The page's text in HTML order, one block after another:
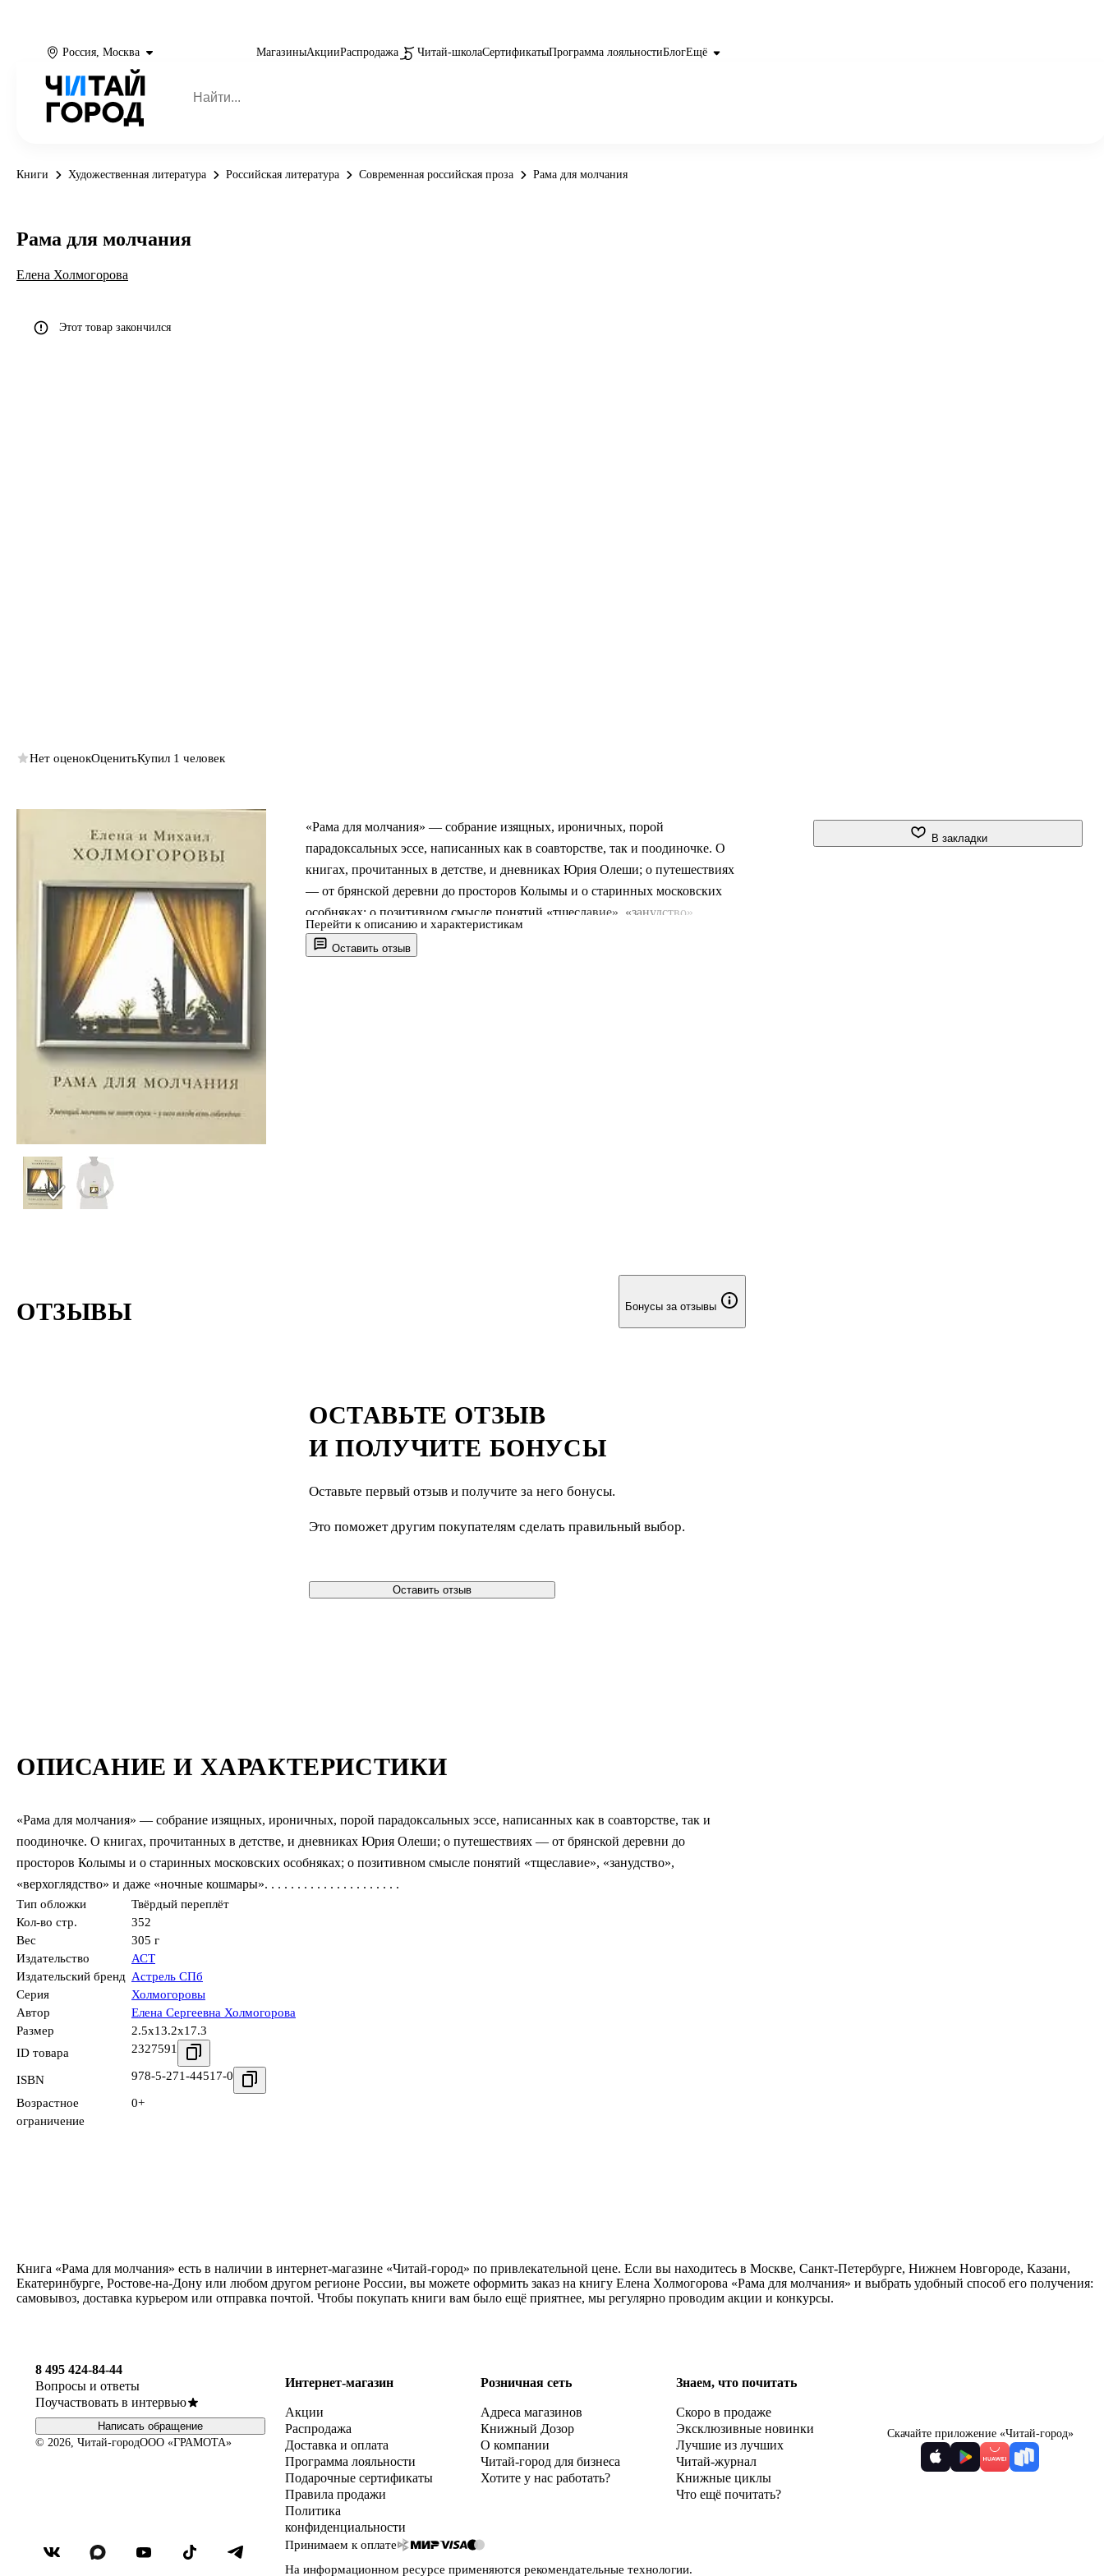
Россия, Москва МагазиныАкцииРаспродажа Читай-школаСертификатыПрограмма лояльностиБлогЕщё
Книги Художественная литература Российская литература Современная российская проза Рама для молчания
Оставить отзыв
«Рама для молчания» — собрание изящных, ироничных, порой
парадоксальных эссе, написанных как в соавторстве, так и поодиночке. О
книгах, прочитанных в детстве, и дневниках Юрия Олеши; о путешествиях
— от брянской деревни до просторов Колымы и о старинных московских
особняках; о позитивном смысле понятий «тщеславие», «занудство»,
«верхоглядство» и даже «ночные кошмары». . . . . . . . . . . . . . . . . . . . .
Перейти к описанию и характеристикам
Рама для молчания
Елена Холмогорова
Этот товар закончился
Нет оценокОценитьКупил 1 человек
В закладки
ОПИСАНИЕ И ХАРАКТЕРИСТИКИ
«Рама для молчания» — собрание изящных, ироничных, порой парадоксальных эссе, написанных как в соавторстве, так и
поодиночке. О книгах, прочитанных в детстве, и дневниках Юрия Олеши; о путешествиях — от брянской деревни до
просторов Колымы и о старинных московских особняках; о позитивном смысле понятий «тщеславие», «занудство»,
«верхоглядство» и даже «ночные кошмары». . . . . . . . . . . . . . . . . . . . .
Тип обложки
Твёрдый переплёт
Кол-во стр.
352
Вес
305 г
Издательство
АСТ
Издательский бренд Астрель СПб
Серия
Холмогоровы
Автор
Елена Сергеевна Холмогорова
Размер
2.5x13.2x17.3
ID товара
2327591
ISBN 978-5-271-44517-0
Возрастное
ограничение
0+
ОТЗЫВЫ Бонусы за отзывы
ОСТАВЬТЕ ОТЗЫВ
И ПОЛУЧИТЕ БОНУСЫ
Оставьте первый отзыв и получите за него бонусы.
Это поможет другим покупателям сделать правильный выбор.
Оставить отзыв
Книга «Рама для молчания» есть в наличии в интернет-магазине «Читай-город» по привлекательной цене. Если вы находитесь в Москве, Санкт-Петербурге, Нижнем Новгороде, Казани,
Екатеринбурге, Ростове-на-Дону или любом другом регионе России, вы можете оформить заказ на книгу Елена Холмогорова «Рама для молчания» и выбрать удобный способ его получения:
самовывоз, доставка курьером или отправка почтой. Чтобы покупать книги вам было ещё приятнее, мы регулярно проводим акции и конкурсы.
8 495 424-84-44
Вопросы и ответы
Поучаствовать в интервью
Написать обращение
© 2026, Читай-городООО «ГРАМОТА»
Интернет-магазин
Акции
Распродажа
Доставка и оплата
Программа лояльности
Подарочные сертификаты
Правила продажи
Политика
конфиденциальности
Розничная сеть
Адреса магазинов
Книжный Дозор
О компании
Читай-город для бизнеса
Хотите у нас работать?
Знаем, что почитать
Скоро в продаже
Эксклюзивные новинки
Лучшие из лучших
Читай-журнал
Книжные циклы
Что ещё почитать?
Принимаем к оплате
На информационном ресурсе применяются рекомендательные технологии.
Скачайте приложение «Читай-город»